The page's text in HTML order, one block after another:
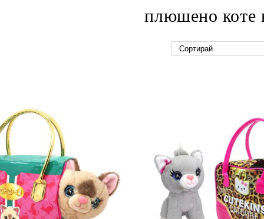
плюшено коте